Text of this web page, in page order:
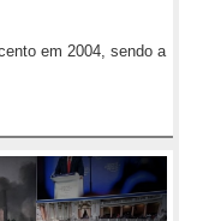
em 2004, sendo a